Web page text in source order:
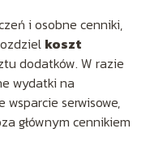
i osobne cenniki,
koszt
dodatków. W razie
wydatki na
serwisowe,
głównym cennikiem